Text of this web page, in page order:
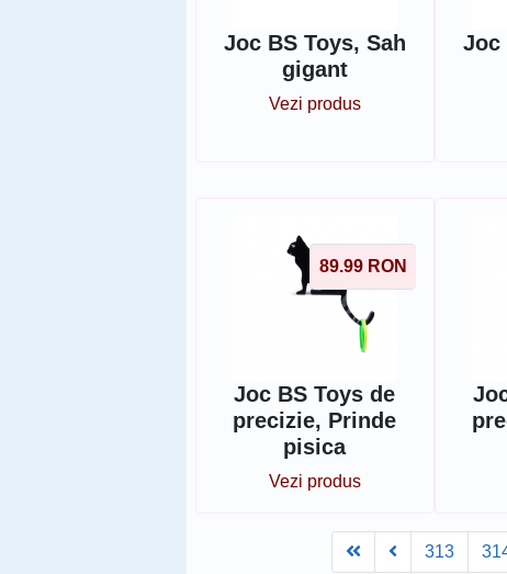
Joc BS Toys, Sah
gigant
Vezi produs
Joc
89.99 RON
Joc BS Toys de
precizie, Prinde
pisica
Vezi produs
FirstPrev313